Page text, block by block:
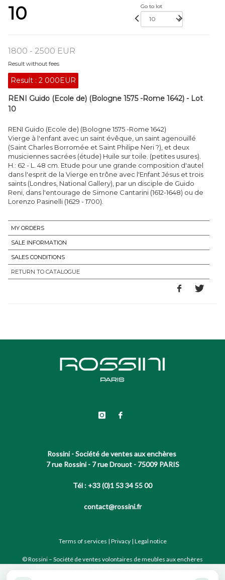
10 Go to lot
1800 - 2500 EUR
Result without fees
Result : 2 000EUR
RENI Guido (Ecole de) (Bologne 1575 -Rome 1642) - Lot
10
RENI Guido (Ecole de) (Bologne 1575 -Rome 1642)
Vierge à l'enfant avec un saint évêque, un saint agenouillé
(Saint Charles Borromée et Saint Philipe Neri ?), et deux
musiciennes sacrées (étude) Huile sur toile. (petites usures).
H.: 62 - L. 48 cm. Etude pour une grande composition d'autel
dans l'esprit de la Vierge en trône avec l'Enfant Jésus et trois
saints (Londres, National Gallery), par un disciple de Guido
Reni, dans l'entourage de Simone Cantarini (1612-1648) ou de
Lorenzo Pasinelli (1629 - 1700).
MY ORDERS
SALE INFORMATION
SALES CONDITIONS
RETURN TO CATALOGUE
Rossini - Société de ventes aux enchères
7 rue Rossini - 7 rue Drouot - 75009 PARIS
Tél : +33 (0)1 53 34 55 00
contact@rossini.fr
Terms of services | Privacy| Legal notice
© Rossini – Société de ventes volontaires de meubles aux enchères